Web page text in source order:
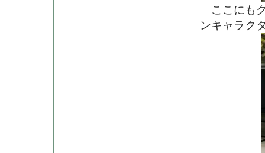
ここにも
ンキャラク